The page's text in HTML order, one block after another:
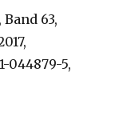
63,
044879-5,